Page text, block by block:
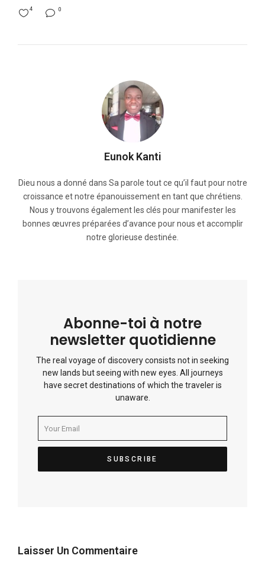
0
4
Eunok Kanti
Dieu nous a donné dans Sa parole tout ce qu’il faut pour notre
croissance et notre épanouissement en tant que chrétiens.
Nous y trouvons également les clés pour manifester les
bonnes œuvres préparées d’avance pour nous et accomplir
notre glorieuse destinée.
Abonne-toi à notre
newsletter quotidienne
The real voyage of discovery consists not in seeking
new lands but seeing with new eyes. All journeys
have secret destinations of which the traveler is
unaware.
Laisser Un Commentaire